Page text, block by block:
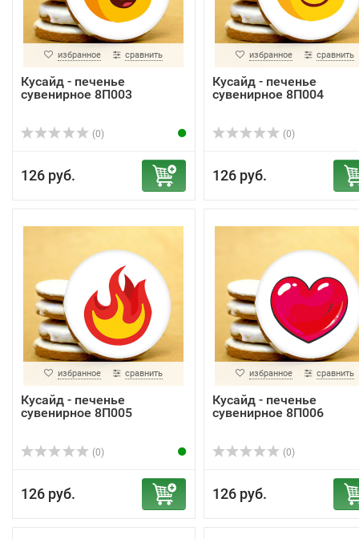
избранное сравнить
Кусайд - печенье
сувенирное 8П003
(0)
126 руб.
избранное сравнить
Кусайд - печенье
сувенирное 8П004
(0)
126 руб.
избранное сравнить
Кусайд - печенье
сувенирное 8П005
(0)
126 руб.
избранное сравнить
Кусайд - печенье
сувенирное 8П006
(0)
126 руб.